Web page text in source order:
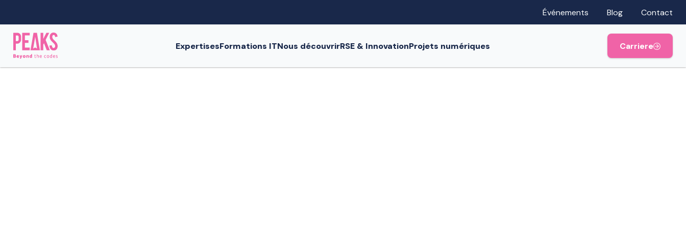
Événements Blog Contact
ExpertisesFormations ITNous découvrirRSE & InnovationProjets numériques Carriere